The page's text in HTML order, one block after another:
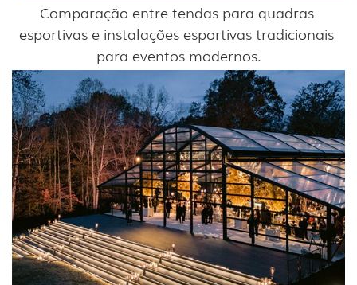
Comparação entre tendas para quadras
esportivas e instalações esportivas tradicionais
para eventos modernos.